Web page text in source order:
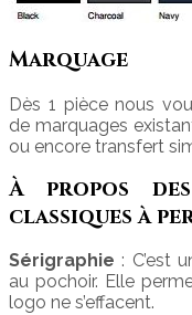
Marquage
Dès 1 pièce nous
de marquages
ou encore transfert
À propos
classiques à
Sérigraphie : C’est
au pochoir. Elle
logo ne s’effacent.